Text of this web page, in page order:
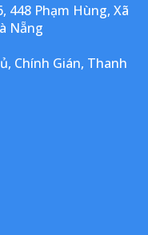
448 Phạm Hùng, Xã
Nẵng
Chính Gián, Thanh